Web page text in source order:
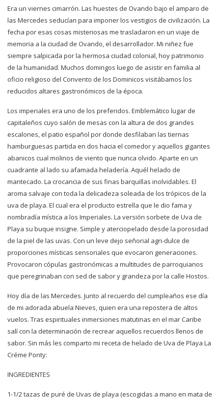
Era un viernes cimarrón. Las huestes de Ovando bajo el amparo de
las Mercedes seducían para imponer los vestigios de civilización. La
fecha por esas cosas misteriosas me trasladaron en un viaje de
memoria a la ciudad de Ovando, el desarrollador. Mi niñez fue
siempre salpicada por la hermosa ciudad colonial, hoy patrimonio
de la humanidad. Muchos domingos luego de asistir en familia al
oficio religioso del Convento de los Dominicos visitábamos los
reducidos altares gastronómicos de la época.
Los imperiales era uno de los preferidos. Emblemático lugar de
capitaleños cuyo salón de mesas con la altura de dos grandes
escalones, el patio español por donde desfilaban las tiernas
hamburguesas partida en dos hacia el comedor y aquellos gigantes
abanicos cual molinos de viento que nunca olvido. Aparte en un
cuadrante al lado su afamada heladería. Aquél helado de
mantecado. La crocancia de sus finas barquillas inolvidables. El
aroma salvaje con toda la delicadeza soleada de los trópicos de la
uva de playa. El cual era el producto estrella que le dio fama y
nombradía mística a los Imperiales. La versión sorbete de Uva de
Playa su buque insigne. Simple y aterciopelado desde la porosidad
de la piel de las uvas. Con un leve dejo señorial agri-dulce de
proporciones místicas sensoriales que evocaron generaciones.
Provocaron cópulas gastronómicas a multitudes de parroquianos
que peregrinaban con sed de sabor y grandeza por la calle Hostos.
Hoy día de las Mercedes. Junto al recuerdo del cumpleaños ese día
de mi adorada abuela Nieves, quien era una repostera de altos
vuelos. Tras espirituales inmersiones matutinas en el mar Caribe
salí con la determinación de recrear aquellos recuerdos llenos de
sabor. Sin más les comparto mi receta de helado de Uva de Playa La
Créme Ponty:
INGREDIENTES
1-1/2 tazas de puré de Uvas de playa (escogidas a mano en mata de